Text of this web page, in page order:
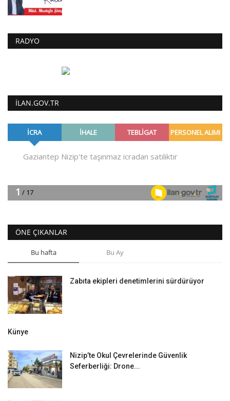
RADYO
ILAN.GOV.TR
ÖNE ÇIKANLAR
Bu hafta Bu Ay
Zabıta ekipleri denetimlerini sürdürüyor
Künye
Nizip’te Okul Çevrelerinde Güvenlik
Seferberliği: Drone...